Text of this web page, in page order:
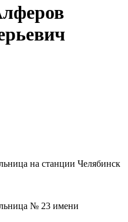
на станции Челябинск
№ 23 имени